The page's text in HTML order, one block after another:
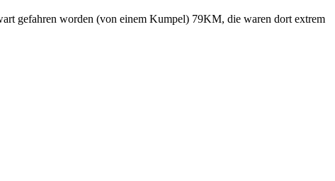
gefahren worden (von einem Kumpel) 79KM, die waren dort extrem